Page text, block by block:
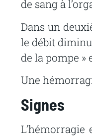
de sang à
Dans un
le débit
de la pompe
Une
Signes
L’hémorragie